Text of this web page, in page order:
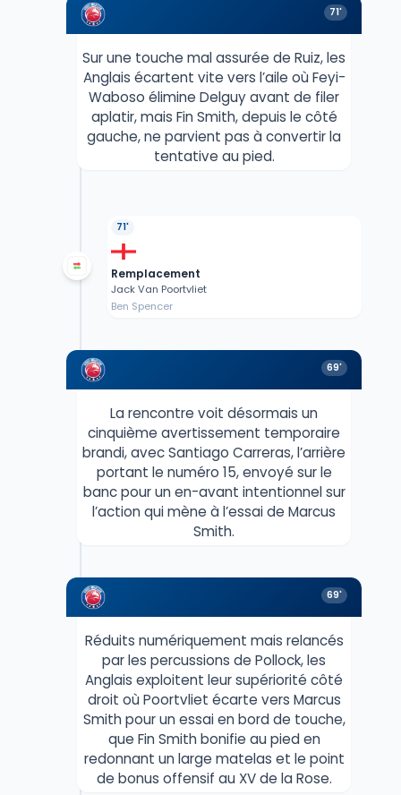
71'
Sur une touche mal assurée de Ruiz, les
Anglais écartent vite vers l’aile où Feyi-
Waboso élimine Delguy avant de filer
aplatir, mais Fin Smith, depuis le côté
gauche, ne parvient pas à convertir la
tentative au pied.
71'
Remplacement
Jack Van Poortvliet
Ben Spencer
69'
La rencontre voit désormais un
cinquième avertissement temporaire
brandi, avec Santiago Carreras, l’arrière
portant le numéro 15, envoyé sur le
banc pour un en-avant intentionnel sur
l’action qui mène à l’essai de Marcus
Smith.
69'
Réduits numériquement mais relancés
par les percussions de Pollock, les
Anglais exploitent leur supériorité côté
droit où Poortvliet écarte vers Marcus
Smith pour un essai en bord de touche,
que Fin Smith bonifie au pied en
redonnant un large matelas et le point
de bonus offensif au XV de la Rose.